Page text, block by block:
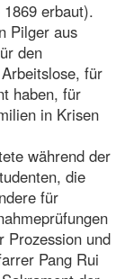
erbaut).
Pilger aus
den
für
haben, für
in Krisen
während der
die
für
Prozession und
Pang Rui